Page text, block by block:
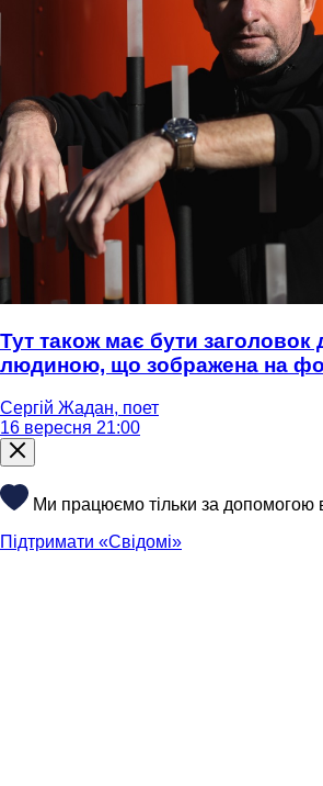
Тут також має бути заголовок
людиною, що зображена на
Сергій Жадан, поет
16 вересня 21:00
Ми працюємо тільки за допомогою
Підтримати «Свідомі»